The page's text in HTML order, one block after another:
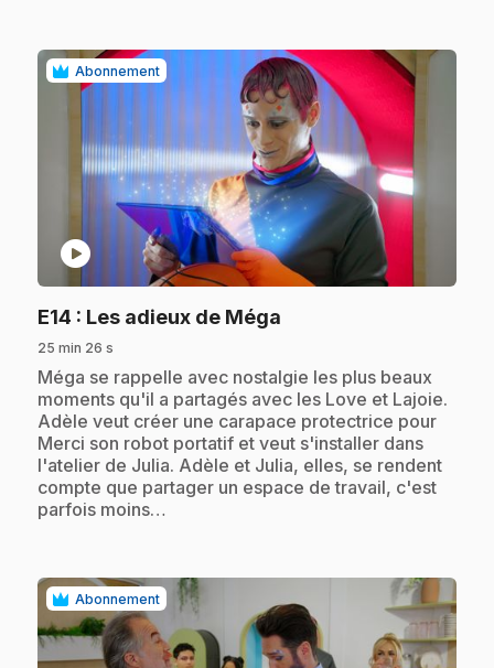
Abonnement
play_circle
E14 : Les adieux de Méga
25 min 26 s
.Méga se rappelle avec nostalgie les plus beaux
moments qu'il a partagés avec les Love et Lajoie.
Adèle veut créer une carapace protectrice pour
Merci son robot portatif et veut s'installer dans
l'atelier de Julia. Adèle et Julia, elles, se rendent
compte que partager un espace de travail, c'est
parfois moins…
Abonnement